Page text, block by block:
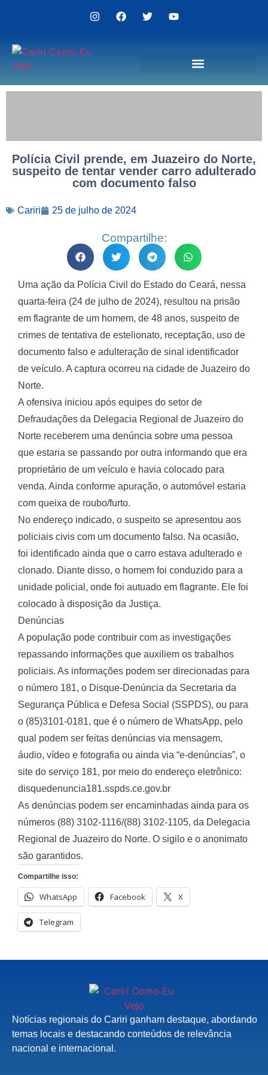
Polícia Civil prende, em Juazeiro do Norte,
suspeito de tentar vender carro adulterado
com documento falso
Cariri 25 de julho de 2024
Compartilhe:
Uma ação da Polícia Civil do Estado do Ceará, nessa
quarta-feira (24 de julho de 2024), resultou na prisão
em flagrante de um homem, de 48 anos, suspeito de
crimes de tentativa de estelionato, receptação, uso de
documento falso e adulteração de sinal identificador
de veículo. A captura ocorreu na cidade de Juazeiro do
Norte.
A ofensiva iniciou após equipes do setor de
Defraudações da Delegacia Regional de Juazeiro do
Norte receberem uma denúncia sobre uma pessoa
que estaria se passando por outra informando que era
proprietário de um veículo e havia colocado para
venda. Ainda conforme apuração, o automóvel estaria
com queixa de roubo/furto.
No endereço indicado, o suspeito se apresentou aos
policiais civis com um documento falso. Na ocasião,
foi identificado ainda que o carro estava adulterado e
clonado. Diante disso, o homem foi conduzido para a
unidade policial, onde foi autuado em flagrante. Ele foi
colocado à disposição da Justiça.
Denúncias
A população pode contribuir com as investigações
repassando informações que auxiliem os trabalhos
policiais. As informações podem ser direcionadas para
o número 181, o Disque-Denúncia da Secretaria da
Segurança Pública e Defesa Social (SSPDS), ou para
o (85)3101-0181, que é o número de WhatsApp, pelo
qual podem ser feitas denúncias via mensagem,
áudio, vídeo e fotografia ou ainda via “e-denúncias”, o
site do serviço 181, por meio do endereço eletrônico:
disquedenuncia181.sspds.ce.gov.br
As denúncias podem ser encaminhadas ainda para os
números (88) 3102-1116/(88) 3102-1105, da Delegacia
Regional de Juazeiro do Norte. O sigilo e o anonimato
são garantidos.
Compartilhe isso:
WhatsApp Facebook X
Telegram
Notícias regionais do Cariri ganham destaque, abordando
temas locais e destacando conteúdos de relevância
nacional e internacional.